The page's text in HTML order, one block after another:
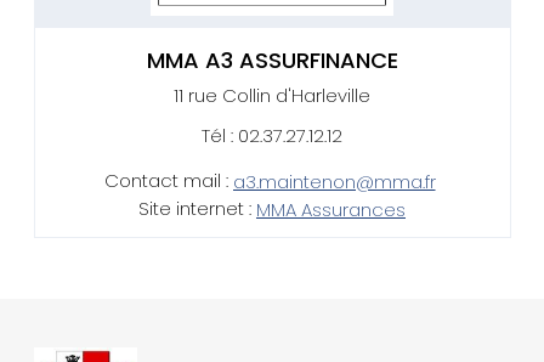
MMA A3 ASSURFINANCE
11 rue Collin d'Harleville
Tél : 02.37.27.12.12
Contact mail : a3.maintenon@mma.fr
Site internet : MMA Assurances